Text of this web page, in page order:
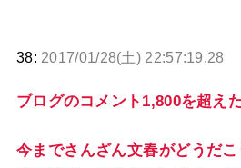
38: 2017/01/28(土) 22:57:19.28
ブログのコメント1,800を超えた
今までさんざん文春がどうだ